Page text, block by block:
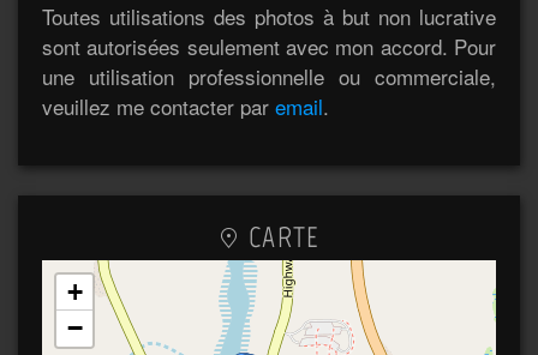
Toutes utilisations des photos à but non lucrative
sont autorisées seulement avec mon accord. Pour
une utilisation professionnelle ou commerciale,
veuillez me contacter par email.
CARTE
+
−